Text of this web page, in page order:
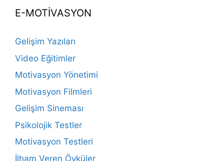
E-MOTİVASYON
Gelişim Yazıları
Video Eğitimler
Motivasyon Yönetimi
Motivasyon Filmleri
Gelişim Sineması
Psikolojik Testler
Motivasyon Testleri
İlham Veren Öyküler